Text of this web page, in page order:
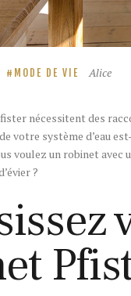
MODE DE VIE Alice
nécessitent des
votre système d’eau
voulez un robinet
?